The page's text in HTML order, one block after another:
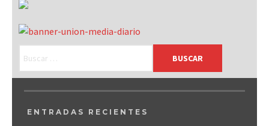
ENTRADAS RECIENTES